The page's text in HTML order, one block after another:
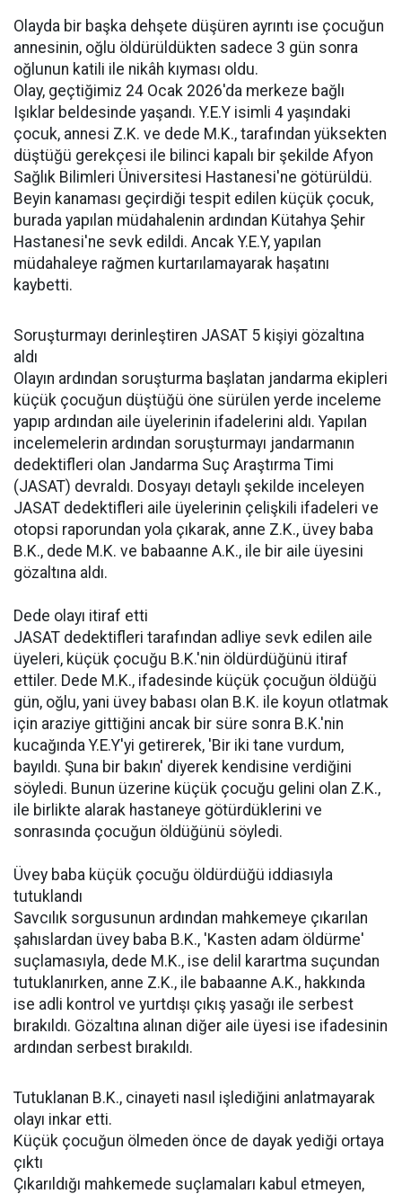
Olayda bir başka dehşete düşüren ayrıntı ise çocuğun
annesinin, oğlu öldürüldükten sadece 3 gün sonra
oğlunun katili ile nikâh kıyması oldu.
Olay, geçtiğimiz 24 Ocak 2026'da merkeze bağlı
Işıklar beldesinde yaşandı. Y.E.Y isimli 4 yaşındaki
çocuk, annesi Z.K. ve dede M.K., tarafından yüksekten
düştüğü gerekçesi ile bilinci kapalı bir şekilde Afyon
Sağlık Bilimleri Üniversitesi Hastanesi'ne götürüldü.
Beyin kanaması geçirdiği tespit edilen küçük çocuk,
burada yapılan müdahalenin ardından Kütahya Şehir
Hastanesi'ne sevk edildi. Ancak Y.E.Y, yapılan
müdahaleye rağmen kurtarılamayarak haşatını
kaybetti.
Soruşturmayı derinleştiren JASAT 5 kişiyi gözaltına
aldı
Olayın ardından soruşturma başlatan jandarma ekipleri
küçük çocuğun düştüğü öne sürülen yerde inceleme
yapıp ardından aile üyelerinin ifadelerini aldı. Yapılan
incelemelerin ardından soruşturmayı jandarmanın
dedektifleri olan Jandarma Suç Araştırma Timi
(JASAT) devraldı. Dosyayı detaylı şekilde inceleyen
JASAT dedektifleri aile üyelerinin çelişkili ifadeleri ve
otopsi raporundan yola çıkarak, anne Z.K., üvey baba
B.K., dede M.K. ve babaanne A.K., ile bir aile üyesini
gözaltına aldı.
Dede olayı itiraf etti
JASAT dedektifleri tarafından adliye sevk edilen aile
üyeleri, küçük çocuğu B.K.'nin öldürdüğünü itiraf
ettiler. Dede M.K., ifadesinde küçük çocuğun öldüğü
gün, oğlu, yani üvey babası olan B.K. ile koyun otlatmak
için araziye gittiğini ancak bir süre sonra B.K.'nin
kucağında Y.E.Y'yi getirerek, 'Bir iki tane vurdum,
bayıldı. Şuna bir bakın' diyerek kendisine verdiğini
söyledi. Bunun üzerine küçük çocuğu gelini olan Z.K.,
ile birlikte alarak hastaneye götürdüklerini ve
sonrasında çocuğun öldüğünü söyledi.
Üvey baba küçük çocuğu öldürdüğü iddiasıyla
tutuklandı
Savcılık sorgusunun ardından mahkemeye çıkarılan
şahıslardan üvey baba B.K., 'Kasten adam öldürme'
suçlamasıyla, dede M.K., ise delil karartma suçundan
tutuklanırken, anne Z.K., ile babaanne A.K., hakkında
ise adli kontrol ve yurtdışı çıkış yasağı ile serbest
bırakıldı. Gözaltına alınan diğer aile üyesi ise ifadesinin
ardından serbest bırakıldı.
Tutuklanan B.K., cinayeti nasıl işlediğini anlatmayarak
olayı inkar etti.
Küçük çocuğun ölmeden önce de dayak yediği ortaya
çıktı
Çıkarıldığı mahkemede suçlamaları kabul etmeyen,